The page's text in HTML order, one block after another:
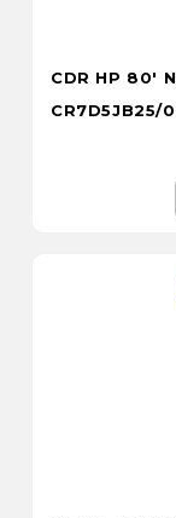
CDR HP 80'
CR7D5JB25/